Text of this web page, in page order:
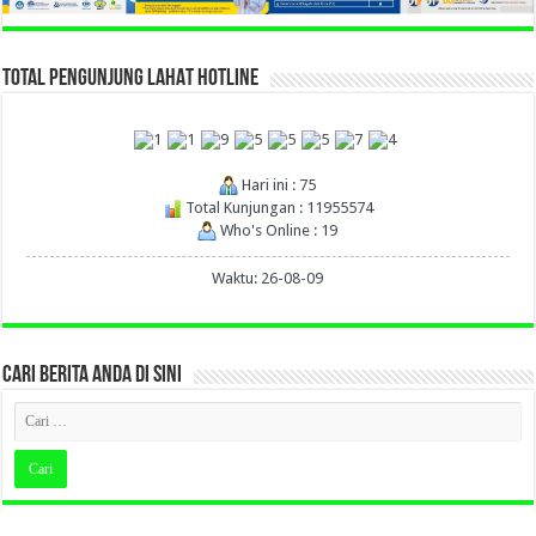
TOTAL PENGUNJUNG LAHAT HOTLINE
Hari ini : 75
Total Kunjungan : 11955574
Who's Online : 19
Waktu: 26-08-09
CARI BERITA ANDA DI SINI